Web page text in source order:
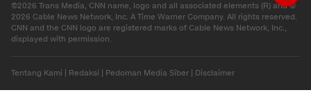
©2026 Trans Media, CNN name, logo and all associated elements (R) and ©
2026 Cable News Network, Inc. A Time Warner Company. All rights reserved.
CNN and the CNN logo are registered marks of Cable News Network, Inc.,
displayed with permission.
Tentang Kami Redaksi Pedoman Media Siber Disclaimer